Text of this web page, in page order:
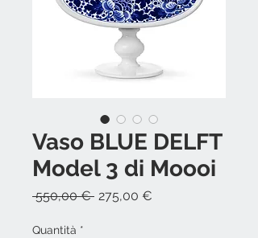
Vaso BLUE DELFT
Model 3 di Moooi
550,00 € Prezzo
275,00 €
Quantità *